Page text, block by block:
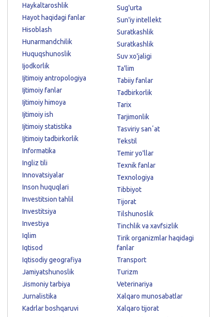
Haykaltaroshlik
Hayot haqidagi fanlar
Hisoblash
Hunarmandchilik
Huquqshunoslik
Ijodkorlik
Ijtimoiy antropologiya
Ijtimoiy fanlar
Ijtimoiy himoya
Ijtimoiy ish
Ijtimoiy statistika
Ijtimoiy tadbirkorlik
Informatika
Ingliz tili
Innovatsiyalar
Inson huquqlari
Investitsion tahlil
Investitsiya
Investiya
Iqlim
Iqtisod
Iqtisodiy geografiya
Jamiyatshunoslik
Jismoniy tarbiya
Jurnalistika
Kadrlar boshqaruvi
Sug'urta
Sun'iy intellekt
Suratkashlik
Suratkashlik
Suv xo'jaligi
Ta'lim
Tabiiy fanlar
Tadbirkorlik
Tarix
Tarjimonlik
Tasviriy sanʼat
Tekstil
Temir yo'llar
Texnik fanlar
Texnologiya
Tibbiyot
Tijorat
Tilshunoslik
Tinchlik va xavfsizlik
Tirik organizmlar haqidagi
fanlar
Transport
Turizm
Veterinariya
Xalqaro munosabatlar
Xalqaro tijorat